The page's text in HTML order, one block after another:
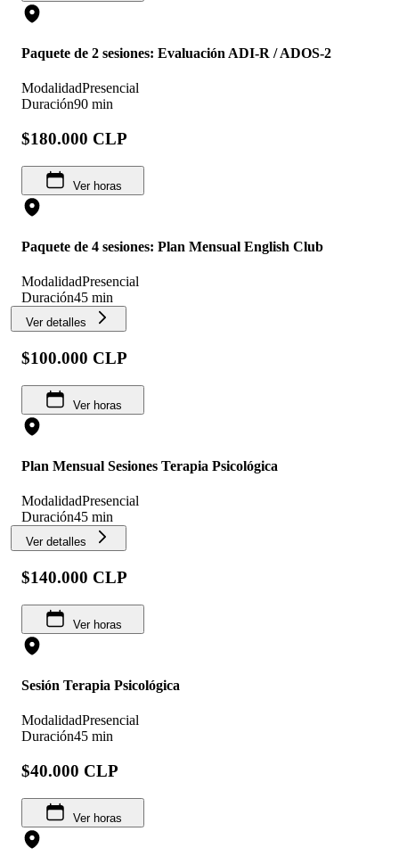
Paquete de 2 sesiones: Evaluación ADI-R / ADOS-2
ModalidadPresencial
Duración90 min
$180.000 CLP
Ver horas
Paquete de 4 sesiones: Plan Mensual English Club
ModalidadPresencial
Duración45 min
Ver detalles
$100.000 CLP
Ver horas
Plan Mensual Sesiones Terapia Psicológica
ModalidadPresencial
Duración45 min
Ver detalles
$140.000 CLP
Ver horas
Sesión Terapia Psicológica
ModalidadPresencial
Duración45 min
$40.000 CLP
Ver horas